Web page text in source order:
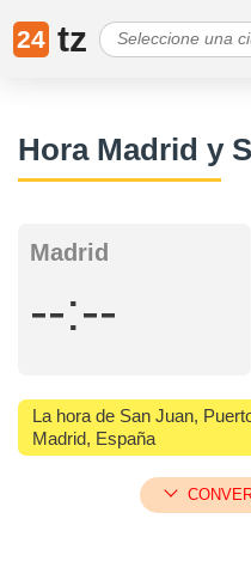
24 tz
Hora Madrid y
Madrid
--:--
La hora de San Juan,
Madrid, España